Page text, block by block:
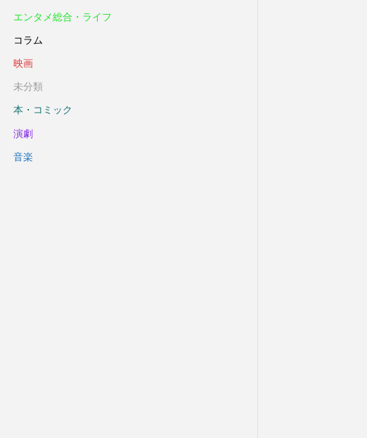
エンタメ総合・ライフ
コラム
映画
未分類
本・コミック
演劇
音楽